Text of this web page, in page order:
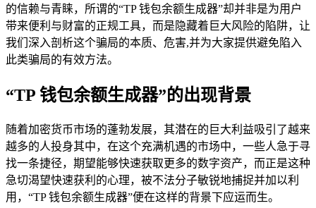
的信赖与青睐，所谓的“TP 钱包余额生成器”却并非是为用户
带来便利与财富的正规工具，而是隐藏着巨大风险的陷阱，让
我们深入剖析这个骗局的本质、危害,并为大家提供避免陷入
此类骗局的有效方法。
“TP 钱包余额生成器”的出现背景
随着加密货币市场的蓬勃发展，其潜在的巨大利益吸引了越来
越多的人投身其中，在这个充满机遇的市场中，一些人急于寻
找一条捷径，期望能够快速获取更多的数字资产，而正是这种
急切渴望快速获利的心理，被不法分子敏锐地捕捉并加以利
用，“TP 钱包余额生成器”便在这样的背景下应运而生。